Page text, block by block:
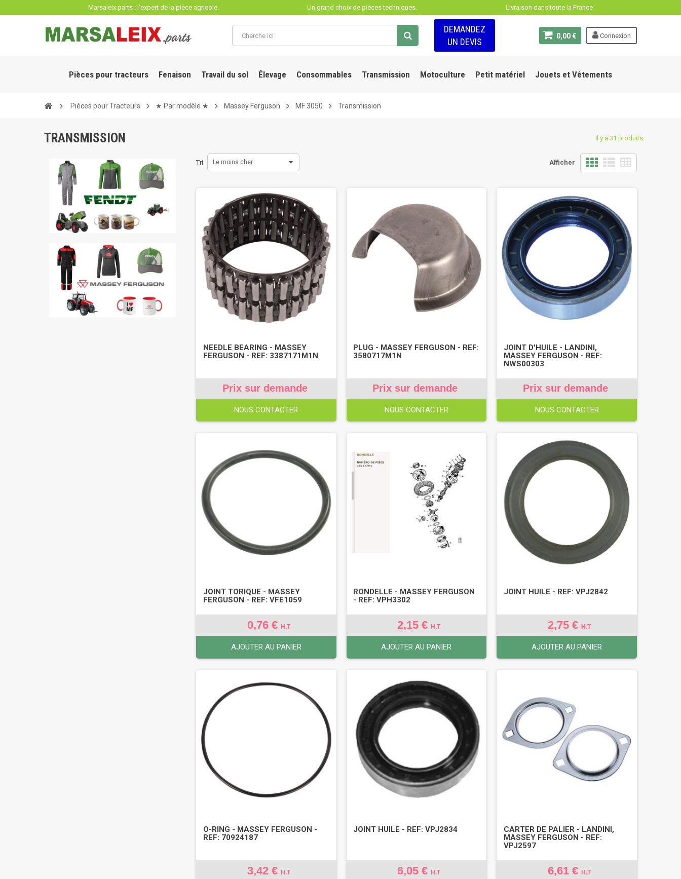
Marsaleix.parts : l'expert de la pièce agricole. Un grand choix de pièces techniques. Livraison dans toute la France
Connexion
0,00 €
DEMANDEZ
UN DEVIS
Pièces pour tracteurs Fenaison Travail du sol Élevage Consommables Transmission Motoculture Petit matériel Jouets et Vêtements
Pièces pour Tracteurs ★ Par modèle ★ Massey Ferguson MF 3050 Transmission
TRANSMISSION Il y a 31 produits.
Afficher
Tri Le moins cher
NEEDLE BEARING - MASSEY
FERGUSON - REF: 3387171M1N
Prix sur demande
NOUS CONTACTER
PLUG - MASSEY FERGUSON - REF:
3580717M1N
Prix sur demande
NOUS CONTACTER
JOINT D'HUILE - LANDINI,
MASSEY FERGUSON - REF:
NWS00303
Prix sur demande
NOUS CONTACTER
JOINT TORIQUE - MASSEY
FERGUSON - REF: VFE1059
0,76 € H.T
AJOUTER AU PANIER
RONDELLE - MASSEY FERGUSON
- REF: VPH3302
2,15 €H.T
AJOUTER AU PANIER
JOINT HUILE - REF: VPJ2842
2,75 €H.T
AJOUTER AU PANIER
O-RING - MASSEY FERGUSON -
REF: 70924187
3,42 € H.T
JOINT HUILE - REF: VPJ2834
6,05 €H.T
CARTER DE PALIER - LANDINI,
MASSEY FERGUSON - REF:
VPJ2597
6,61 €H.T
Panneau de gestion des cookies